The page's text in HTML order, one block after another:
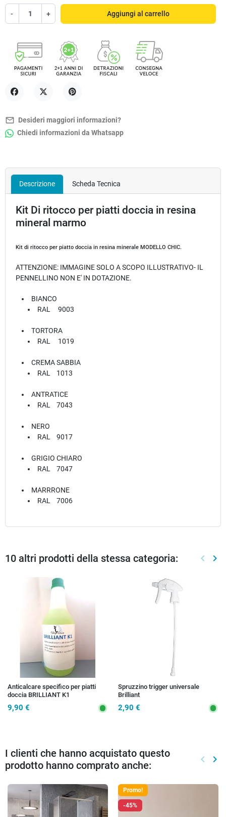
- + Aggiungi al carrello
mail_outline Desideri maggiori informazioni?
Chiedi informazioni da Whatsapp
Descrizione Scheda Tecnica
Kit Di ritocco per piatti doccia in resina
mineral marmo
Kit di ritocco per piatto doccia in resina minerale MODELLO CHIC.
ATTENZIONE: IMMAGINE SOLO A SCOPO ILLUSTRATIVO- IL
PENNELLINO NON E' IN DOTAZIONE.
BIANCO
RAL 9003
TORTORA
RAL 1019
CREMA SABBIA
RAL 1013
ANTRATICE
RAL 7043
NERO
RAL 9017
GRIGIO CHIARO
RAL 7047
MARRRONE
RAL 7006
10 altri prodotti della stessa categoria: keyboard_arrow_left keyboard_arrow_right
Anticalcare specifico per piatti
doccia BRILLIANT K1
9,90 €
Spruzzino trigger universale
Brilliant
2,90 €
I clienti che hanno acquistato questo
prodotto hanno comprato anche:
keyboard_arrow_left keyboard_arrow_right
Promo!
-45%